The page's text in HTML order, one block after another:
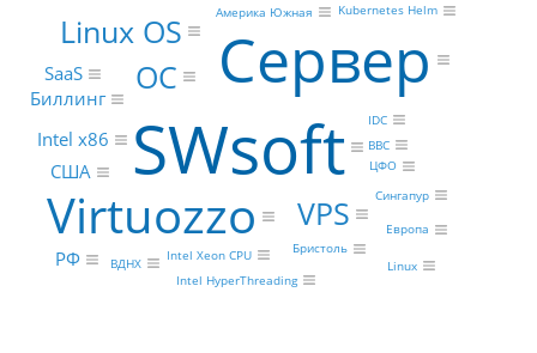
SWsoft
Сервер
Virtuozzo
ОС
VPS
Linux OS
SaaS
Биллинг
Intel x86
США
РФ
Бристоль
ВДНХ
Intel Xeon CPU
Kubernetes Helm
Linux
Intel HyperThreading
ЦФО
Европа
Америка Южная
Сингапур
BBC
IDC